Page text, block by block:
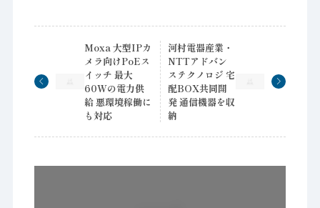
Moxa 大型IPカ
メラ向けPoEス
イッチ 最大
60Wの電力供
給 悪環境稼働に
も対応
河村電器産業・
NTTアドバン
ステクノロジ 宅
配BOX共同開
発 通信機器を収
納